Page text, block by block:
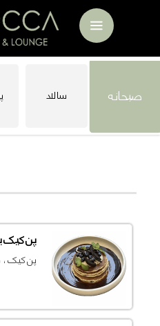
فهرست
صبحانه سالاد
پن کیک
پن کیک ،